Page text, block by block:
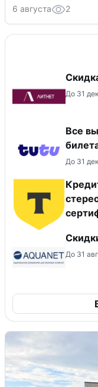
6 августа 2
До 31
Все
До 31
До 31